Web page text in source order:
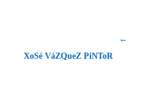
←
XoSé VáZQueZ PiNToR